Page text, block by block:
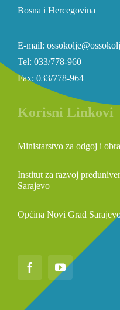
Bosna i Hercegovina
E-mail:
Tel: 033/778-960
Fax: 033/778-964
Korisni Linkovi
Ministarstvo za odgoj i
Institut za razvoj
Sarajevo
Općina Novi Grad